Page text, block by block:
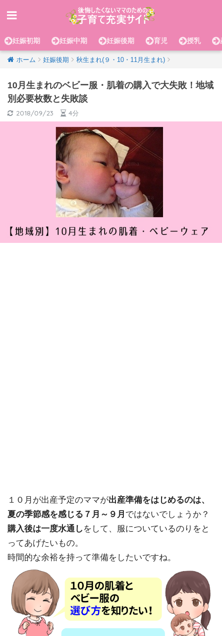
妊娠初期 妊娠中期 妊娠後期 育児 授乳
ホーム 妊娠後期 秋生まれ(９・10・11月生まれ)
10月生まれのベビー服・肌着の購入で大失敗！地域
別必要枚数と失敗談
2018/09/23 4分
１０月が出産予定のママが出産準備をはじめるのは、
夏の季節感を感じる７月～９月 ではないでしょうか？
購入後は一度水通し をして、服についているのりをと
ってあげたいもの。
時間的な余裕を持って準備をしたいですね。